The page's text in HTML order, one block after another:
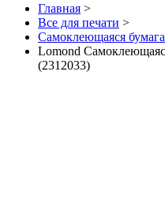
Главная >
Все для печати >
Самоклеющаяся бумага
Lomond
(2312033)